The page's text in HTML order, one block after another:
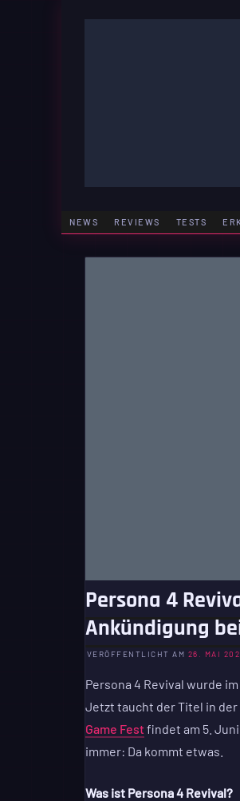
NEWS REVIEWS TESTS
Persona 4
Ankündigung
VERÖFFENTLICHT AM 26. MAI
Persona 4 Revival wurde
Jetzt taucht der Titel in der
Game Festfindet am 5.
immer: Da kommt etwas.
Was ist Persona 4 Revival?